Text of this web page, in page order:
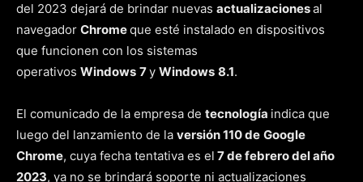
del 2023 dejará de brindar nuevas actualizacionesal
navegador Chromeque esté instalado en dispositivos
que funcionen con los sistemas
operativos Windows 7y Windows 8.1.
El comunicado de la empresa de tecnología indica que
luego del lanzamiento de la versión 110 de Google
Chrome, cuya fecha tentativa es el 7 de febrero del año
2023, ya no se brindará soporte ni actualizaciones